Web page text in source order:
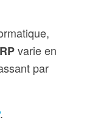
varie en
par
.